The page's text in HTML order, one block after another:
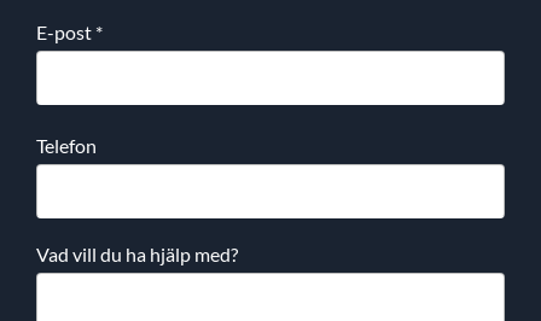
E-post *
Telefon
Vad vill du ha hjälp med?